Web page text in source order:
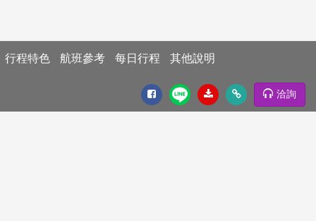
行程特色 航班參考 每日行程 其他說明
洽詢